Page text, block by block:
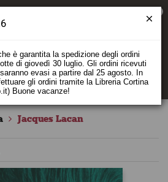
Jacques Lacan
è garantita la spedizione degli ordini
di giovedì 30 luglio. Gli ordini ricevuti
evasi a partire dal 25 agosto. In
gli ordini tramite la Libreria Cortina
Buone vacanze!